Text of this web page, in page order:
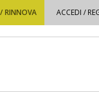
RINNOVA ACCEDI /